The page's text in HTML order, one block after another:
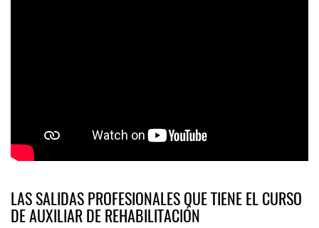
LAS SALIDAS PROFESIONALES QUE TIENE EL CURSO
DE AUXILIAR DE REHABILITACIÓN